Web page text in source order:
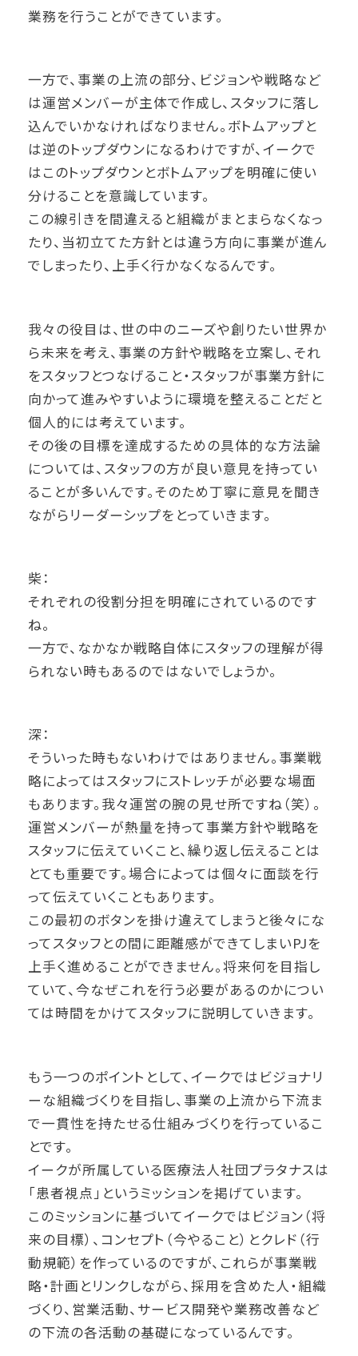
業務を行うことができています。
一方で、事業の上流の部分、ビジョンや戦略など
は運営メンバーが主体で作成し、スタッフに落し
込んでいかなければなりません。ボトムアップと
は逆のトップダウンになるわけですが、イークで
はこのトップダウンとボトムアップを明確に使い
分けることを意識しています。
この線引きを間違えると組織がまとまらなくなっ
たり、当初立てた方針とは違う方向に事業が進ん
でしまったり、上手く行かなくなるんです。
我々の役目は、世の中のニーズや創りたい世界か
ら未来を考え、事業の方針や戦略を立案し、それ
をスタッフとつなげること・スタッフが事業方針に
向かって進みやすいように環境を整えることだと
個人的には考えています。
その後の目標を達成するための具体的な方法論
については、スタッフの方が良い意見を持ってい
ることが多いんです。そのため丁寧に意見を聞き
ながらリーダーシップをとっていきます。
柴：
それぞれの役割分担を明確にされているのです
ね。
一方で、なかなか戦略自体にスタッフの理解が得
られない時もあるのではないでしょうか。
深：
そういった時もないわけではありません。事業戦
略によってはスタッフにストレッチが必要な場面
もあります。我々運営の腕の見せ所ですね（笑）。
運営メンバーが熱量を持って事業方針や戦略を
スタッフに伝えていくこと、繰り返し伝えることは
とても重要です。場合によっては個々に面談を行
って伝えていくこともあります。
この最初のボタンを掛け違えてしまうと後々にな
ってスタッフとの間に距離感ができてしまいPJを
上手く進めることができません。将来何を目指し
ていて、今なぜこれを行う必要があるのかについ
ては時間をかけてスタッフに説明していきます。
もう一つのポイントとして、イークではビジョナリ
ーな組織づくりを目指し、事業の上流から下流ま
で一貫性を持たせる仕組みづくりを行っているこ
とです。
イークが所属している医療法人社団プラタナスは
「患者視点」というミッションを掲げています。
このミッションに基づいてイークではビジョン（将
来の目標）、コンセプト（今やること）とクレド（行
動規範）を作っているのですが、これらが事業戦
略・計画とリンクしながら、採用を含めた人・組織
づくり、営業活動、サービス開発や業務改善など
の下流の各活動の基礎になっているんです。